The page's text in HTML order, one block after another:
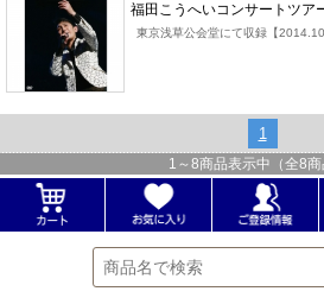
福田こうへいコンサートツア
東京浅草公会堂にて収録【
1
1 ～ 8商品表示中（全8商